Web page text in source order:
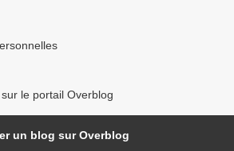
le portail Overblog
un blog sur Overblog